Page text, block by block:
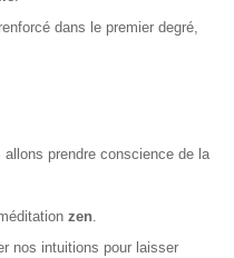
dans le premier degré,
prendre conscience de la
zen.
nos intuitions pour laisser